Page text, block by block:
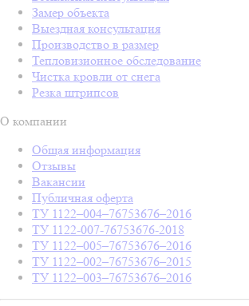
Замер объекта
Выездная консультация
Производство в размер
Тепловизионное обследование
Чистка кровли от снега
Резка штрипсов
О компании
Общая информация
Отзывы
Вакансии
Публичная оферта
ТУ 1122–004–76753676–2016
ТУ 1122-007-76753676-2018
ТУ 1122–005–76753676–2016
ТУ 1122–002–76753676–2015
ТУ 1122–003–76753676–2016